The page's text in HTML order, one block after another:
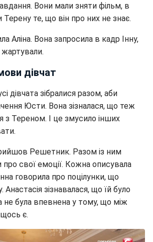
Вони мали зняти фільм, в
Терену те, що він про них не знає.
Аліна. Вона запросила в кадр Інну,
дівчат
дівчата зібралися разом, аби
Юсти. Вона зізналася, що теж
з Тереном. І це змусило інших
Решетник. Разом із ним
про свої емоції. Кожна описувала
говорила про поцілунки, що
зізнавалася, що їй було
не була впевнена у тому, що між
є.